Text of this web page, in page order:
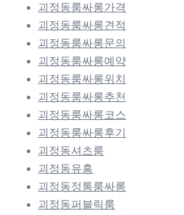
괴정동룸싸롱가격
괴정동룸싸롱견적
괴정동룸싸롱문의
괴정동룸싸롱예약
괴정동룸싸롱위치
괴정동룸싸롱추천
괴정동룸싸롱코스
괴정동룸싸롱후기
괴정동셔츠룸
괴정동유흥
괴정동정통룸싸롱
괴정동퍼블릭룸